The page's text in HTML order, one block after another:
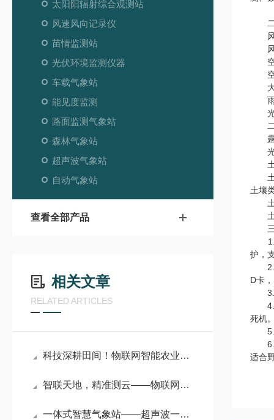
太阳阳辐射综合观测站
风速风向记录仪
苗情监测站
光伏环境监测仪器
车载气象站
能见度监测
路面监测气象站
森林气象站
超声波气象站
自动气象站
查看全部产品
相关文章
RELATED ARTICLES
科技深耕田间！物联网智能农业气象监测站开启精准种植新范式
智联天地，精准测云——物联网智能气象监测系统的技术突破与全场景适配
一体式智慧气象站——超声波一体式气象站有多强？10 余项气象参数同步监测
二
风
风
空
空
大
雨
光
二
露
光
土
土
土壤
土
土
三
1.测
护，
2.数
D卡
3.定
4.人
死机
5.供
6.结
适合